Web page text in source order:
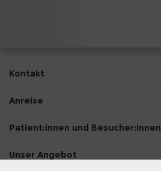
Kontakt
Anreise
Patient:innen und Besucher:innen
Unser Angebot